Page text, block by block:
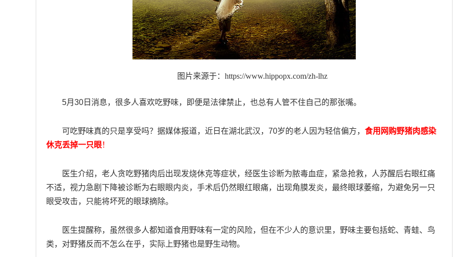
图片来源于：https://www.hippopx.com/zh-lhz
5月30日消息，很多人喜欢吃野味，即便是法律禁止，也总有人管不住自己的那张嘴。
可吃野味真的只是享受吗？据媒体报道，近日在湖北武汉，70岁的老人因为轻信偏方， 食用网购野猪肉感染
休克丢掉一只眼！
医生介绍，老人贪吃野猪肉后出现发烧休克等症状，经医生诊断为脓毒血症，紧急抢救，人苏醒后右眼红痛
不适，视力急剧下降被诊断为右眼眼内炎，手术后仍然眼红眼痛，出现角膜发炎，最终眼球萎缩，为避免另一只
眼受攻击，只能将坏死的眼球摘除。
医生提醒称，虽然很多人都知道食用野味有一定的风险，但在不少人的意识里，野味主要包括蛇、青蛙、鸟
类，对野猪反而不怎么在乎，实际上野猪也是野生动物。